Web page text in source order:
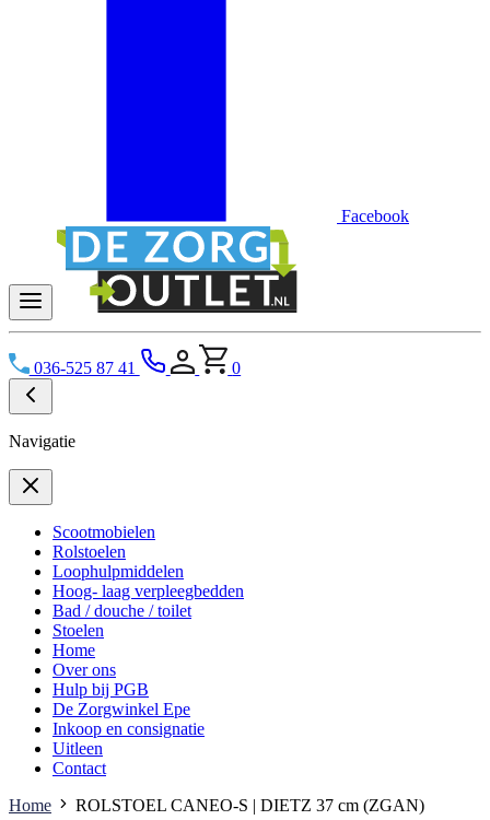
Facebook
036-525 87 41 0
Navigatie
Scootmobielen
Rolstoelen
Loophulpmiddelen
Hoog- laag verpleegbedden
Bad / douche / toilet
Stoelen
Home
Over ons
Hulp bij PGB
De Zorgwinkel Epe
Inkoop en consignatie
Uitleen
Contact
Home
ROLSTOEL CANEO-S | DIETZ 37 cm (ZGAN)